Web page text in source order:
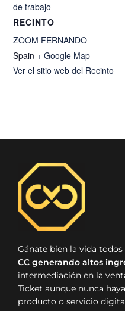
de trabajo
RECINTO
ZOOM FERNANDO
Spain + Google Map
Ver el sitio web del Recinto
Gánate bien la vida
CC generando altos
intermediación en la
Ticket aunque nunca
producto o servicio